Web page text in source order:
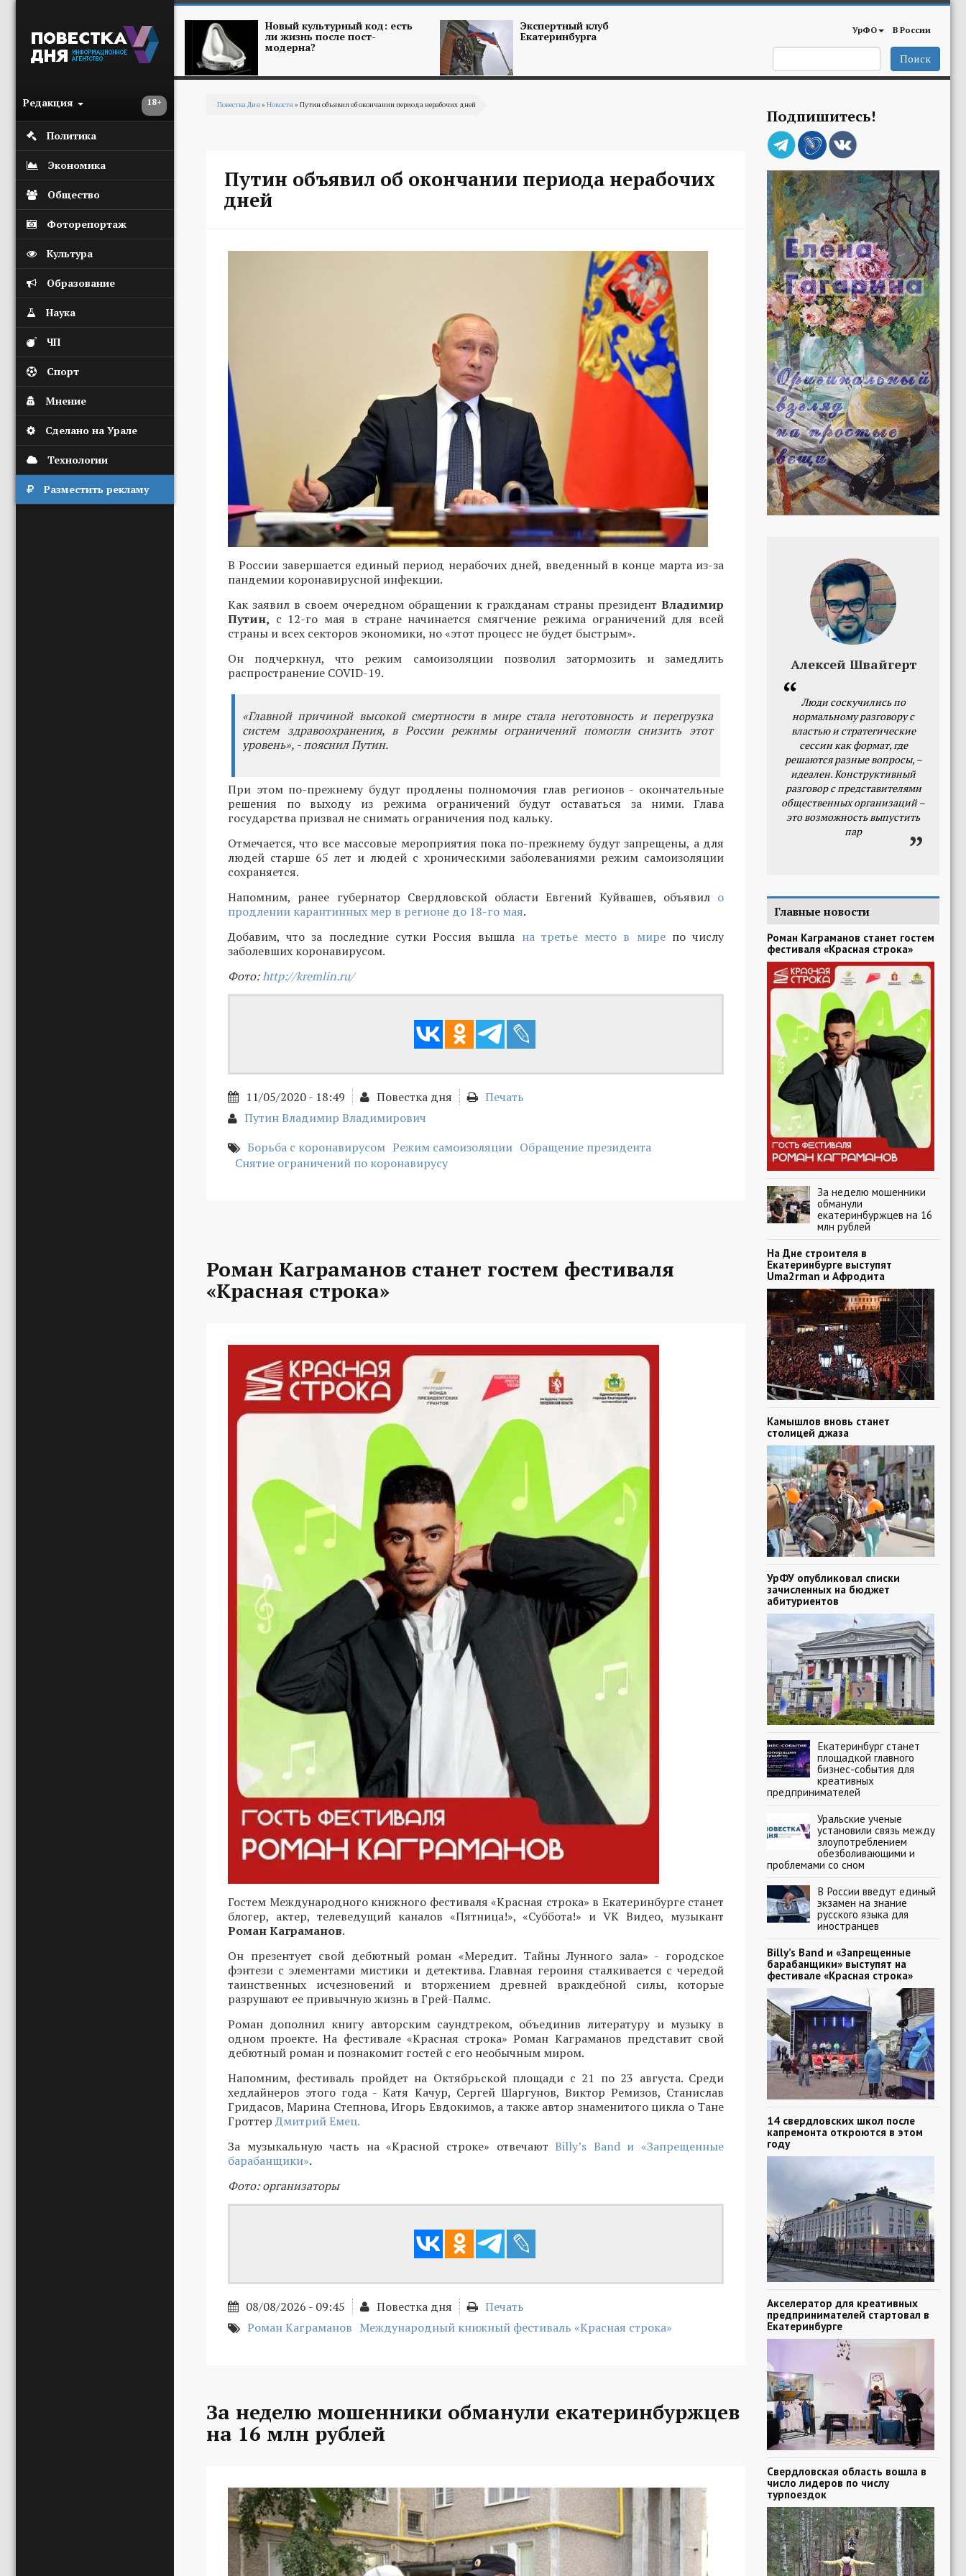
18+
Редакция
Политика
Экономика
Общество
Фоторепортаж
Культура
Образование
Наука
ЧП
Спорт
Мнение
Сделано на Урале
Технологии
Разместить рекламу
Новый культурный код: есть
ли жизнь после пост-
модерна?
Экспертный клуб
Екатеринбурга УрФО В России
Поиск
Повестка Дня» Новости» Путин объявил об окончании периода нерабочих дней
Путин объявил об окончании периода нерабочих
дней
В России завершается единый период нерабочих дней, введенный в конце марта из-за
пандемии коронавирусной инфекции.
Как заявил в своем очередном обращении к гражданам страны президент Владимир
Путин, с 12-го мая в стране начинается смягчение режима ограничений для всей
страны и всех секторов экономики, но «этот процесс не будет быстрым».
Он подчеркнул, что режим самоизоляции позволил затормозить и замедлить
распространение COVID-19.
«Главной причиной высокой смертности в мире стала неготовность и перегрузка
систем здравоохранения, в России режимы ограничений помогли снизить этот
уровень», - пояснил Путин.
При этом по-прежнему будут продлены полномочия глав регионов - окончательные
решения по выходу из режима ограничений будут оставаться за ними. Глава
государства призвал не снимать ограничения под кальку.
Отмечается, что все массовые мероприятия пока по-прежнему будут запрещены, а для
людей старше 65 лет и людей с хроническими заболеваниями режим самоизоляции
сохраняется.
Напомним, ранее губернатор Свердловской области Евгений Куйвашев, oбъявил о
продлении карантинных мер в регионе до 18-го мая.
Добавим, что за последние сутки Россия вышла на третье место в мирепо числу
заболевших коронавирусом.
Фото:http://kremlin.ru/
11/05/2020 - 18:49 Повестка дня
Печать
Путин Владимир Владимирович
Борьба с коронавирусом Режим самоизоляции Обращение президента
Снятие ограничений по коронавирусу
Роман Каграманов станет гостем фестиваля
«Красная строка»
Гостем Международного книжного фестиваля «Красная строка» в Екатеринбурге станет
блогер, актер, телеведущий каналов «Пятница!», «Суббота!» и VK Видео, музыкант
Роман Каграманов.
Он презентует свой дебютный роман «Мередит. Тайны Лунного зала» - городское
фэнтези с элементами мистики и детектива. Главная героиня сталкивается с чередой
таинственных исчезновений и вторжением древней враждебной силы, которые
разрушают ее привычную жизнь в Грей-Палмс.
Роман дополнил книгу авторским саундтреком, объединив литературу и музыку в
одном проекте. На фестивале «Красная строка» Роман Каграманов представит свой
дебютный роман и познакомит гостей с его необычным миром.
Напомним, фестиваль пройдет на Октябрьской площади с 21 по 23 августа. Среди
хедлайнеров этого года - Катя Качур, Сергей Шаргунов, Виктор Ремизов, Станислав
Гридасов, Марина Степнова, Игорь Евдокимов, а также автор знаменитого цикла о Тане
ГроттерДмитрий Емец.
За музыкальную часть на «Красной строке» отвечаютBilly’s Band и «Запрещенные
барабанщики».
Фото: организаторы
08/08/2026 - 09:45 Повестка дня
Печать
Роман Каграманов Международный книжный фестиваль «Красная строка»
За неделю мошенники обманули екатеринбуржцев
на 16 млн рублей
Подпишитесь!
Алексей Швайгерт
Люди соскучились по
нормальному разговору с
властью и стратегические
сессии как формат, где
решаются разные вопросы, –
идеален. Конструктивный
разговор с представителями
общественных организаций –
это возможность выпустить
пар
Главные новости
Роман Каграманов станет гостем
фестиваля «Красная строка»
За неделю мошенники
обманули
екатеринбуржцев на 16
млн рублей
На Дне строителя в
Екатеринбурге выступят
Uma2rman и Афродита
Камышлов вновь станет
столицей джаза
УрФУ опубликовал списки
зачисленных на бюджет
абитуриентов
Екатеринбург станет
площадкой главного
бизнес-события для
креативных
предпринимателей
Уральские ученые
установили связь между
злоупотреблением
обезболивающими и
проблемами со сном
В России введут единый
экзамен на знание
русского языка для
иностранцев
Billy’s Band и «Запрещенные
барабанщики» выступят на
фестивале «Красная строка»
14 свердловских школ после
капремонта откроются в этом
году
Акселератор для креативных
предпринимателей стартовал в
Екатеринбурге
Свердловская область вошла в
число лидеров по числу
турпоездок